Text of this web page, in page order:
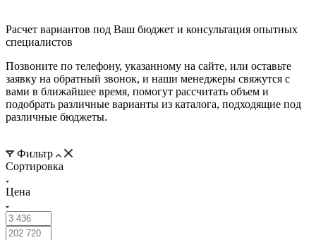
Расчет вариантов под Ваш бюджет и консультация опытных
специалистов
Позвоните по телефону, указанному на сайте, или оставьте
заявку на обратный звонок, и наши менеджеры свяжутся с
вами в ближайшее время, помогут рассчитать объем и
подобрать различные варианты из каталога, подходящие под
различные бюджеты.
Фильтр
Сортировка
Цена